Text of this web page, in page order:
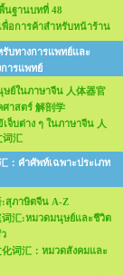
นฐานบทที่ 48
พื่อการค้าสำหรับหน้าร้าน
บทางการแพทย์และ
ารแพทย์
ษย์ในภาษาจีน 人体器官
ศาสตร์ 解剖学
จ็บต่าง ๆ ในภาษาจีน 人
词汇
：คำศัพท์เฉพาะประเภท
:สุภาษิตจีน A-Z
词汇:หมวดมนุษย์และชีวิต
化词汇：หมวดสังคมและ